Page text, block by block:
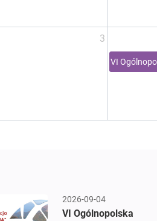
3
VI
2026-09-04
VI Ogólnopolska